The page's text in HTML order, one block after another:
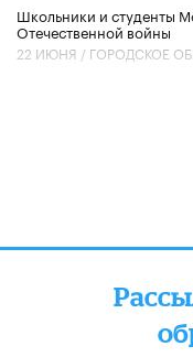
Школьники и студенты
Отечественной войны
22 ИЮНЯ / ГОРОДСКОЕ